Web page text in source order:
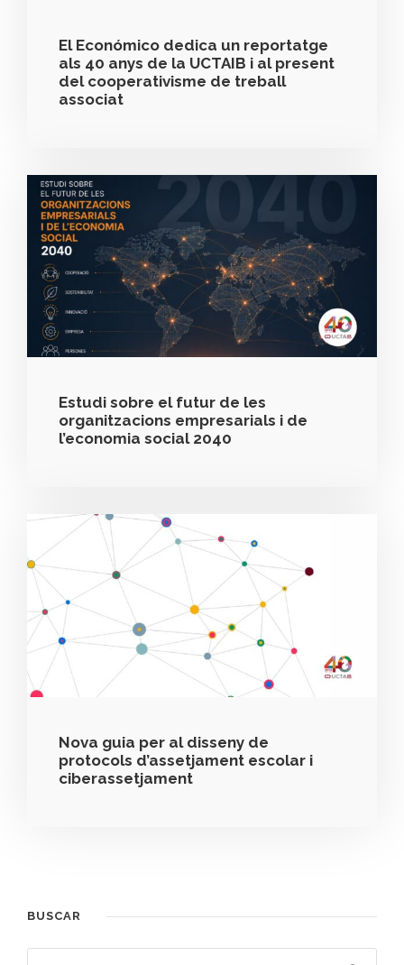
El Económico dedica un reportatge
als 40 anys de la UCTAIB i al present
del cooperativisme de treball
associat
Estudi sobre el futur de les
organitzacions empresarials i de
l’economia social 2040
Nova guia per al disseny de
protocols d’assetjament escolar i
ciberassetjament
BUSCAR